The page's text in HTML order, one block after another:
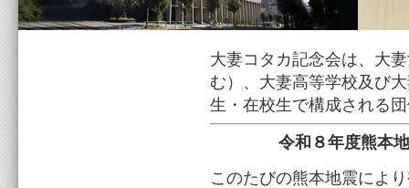
大妻コタカ記念会は、大
む）、大妻高等学校及び
生・在校生で構成される
令和８年度熊本
このたびの熊本地震によ